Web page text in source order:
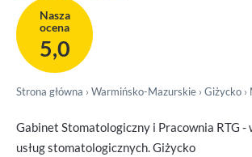
Nasza
ocena
5,0
Strona główna › Warmińsko-Mazurskie › Giżycko
Gabinet Stomatologiczny i Pracownia RTG -
usług stomatologicznych. Giżycko